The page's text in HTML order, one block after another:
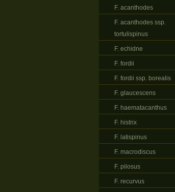
F. acanthodes
F. acanthodes ssp.
tortulispinus
F. echidne
F. fordii
F. fordii ssp. borealis
F. glaucescens
F. haematacanthus
F. histrix
F. latispinus
F. macrodiscus
F. pilosus
F. recurvus